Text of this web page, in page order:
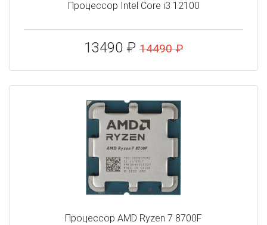
Процессор Intel Core i3 12100
13490 ₽ 14490 ₽
Процессор AMD Ryzen 7 8700F